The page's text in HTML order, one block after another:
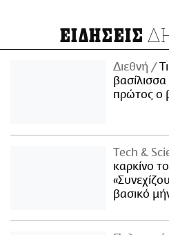
ΕΙΔΗΣΕΙΣ
Διεθνή
πρώτος ο
Τech &
καρκίνο
βασικό